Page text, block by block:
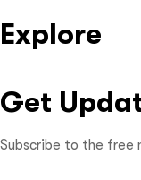
Explore
Get
Subscribe to the free